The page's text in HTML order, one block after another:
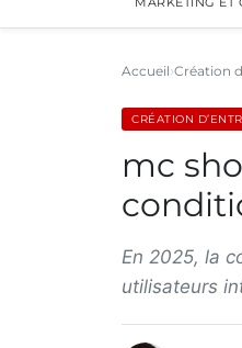
Accueil Création
CRÉATION
mc
En 2025, la
utilisateurs